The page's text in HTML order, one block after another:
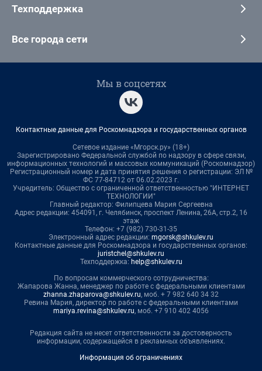
Техподдержка
Все города сети
Мы в соцсетях
Контактные данные для Роскомнадзора и государственных органов
Сетевое издание «Мгорск.ру» (18+)
Зарегистрировано Федеральной службой по надзору в сфере связи,
информационных технологий и массовых коммуникаций (Роскомнадзор)
Регистрационный номер и дата принятия решения о регистрации: ЭЛ №
ФС 77-84712 от 06.02.2023 г.
Учредитель: Общество с ограниченной ответственностью "ИНТЕРНЕТ
ТЕХНОЛОГИИ"
Главный редактор: Филипцева Мария Сергеевна
Адрес редакции: 454091, г. Челябинск, проспект Ленина, 26А, стр.2, 16
этаж
Телефон: +7 (982) 730-31-35
Электронный адрес редакции: mgorsk@shkulev.ru
Контактные данные для Роскомнадзора и государственных органов:
juristchel@shkulev.ru
Техподдержка: help@shkulev.ru
По вопросам коммерческого сотрудничества:
Жапарова Жанна, менеджер по работе с федеральными клиентами
zhanna.zhaparova@shkulev.ru, моб. + 7 982 640 34 32
Ревина Мария, директор по работе с федеральными клиентами
mariya.revina@shkulev.ru, моб. +7 910 402 4056
Редакция сайта не несет ответственности за достоверность
информации, содержащейся в рекламных объявлениях.
Информация об ограничениях